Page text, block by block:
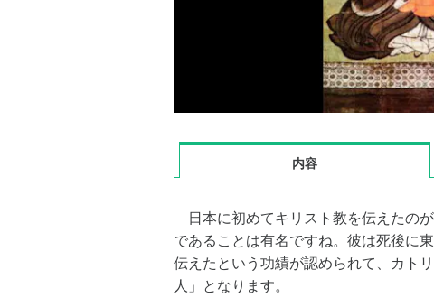
内容
日本に初めてキリスト教を伝えたの
であることは有名ですね。彼は死後に
伝えたという功績が認められて、カト
人」となります。